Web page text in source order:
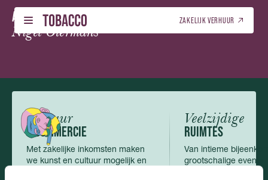
ZAKELIJK VERHUUR
PROGRAMMA – TICKETS
LOCATIEVERHUUR
04 OVER ONS
ENGELS (EN)
AMSTERDAM MAGICAL EXPERIENCE MATINEE-
Nigel Otermans
Cultuur
& COMMERCIE
Met zakelijke inkomsten maken
we kunst en cultuur mogelijk en
Veelzijdige
RUIMTES
Van intieme
grootschalige events,
Nederlands